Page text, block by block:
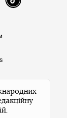
TikTok